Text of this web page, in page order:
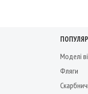
Моделі
Фляги